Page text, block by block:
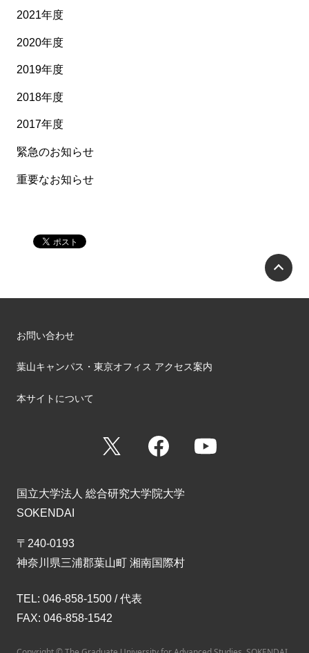
2021年度
2020年度
2019年度
2018年度
2017年度
緊急のお知らせ
重要なお知らせ
お問い合わせ
葉山キャンパス・東京オフィス アクセス案内
本サイトについて
Facebook
国立大学法人 総合研究大学院大学
SOKENDAI
〒240-0193
神奈川県三浦郡葉山町 湘南国際村
TEL: 046-858-1500 / 代表
FAX: 046-858-1542